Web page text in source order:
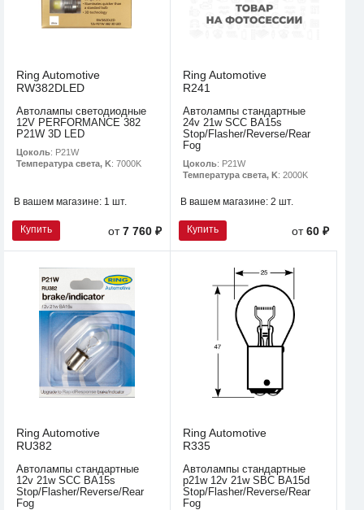
Ring Automotive
RW382DLED
Автолампы светодиодные
12V PERFORMANCE 382
P21W 3D LED
Цоколь: P21W
Температура света, K: 7000K
В вашем магазине: 1 шт.
Купить от7 760 ₽
Ring Automotive
R241
Автолампы стандартные
24v 21w SCC BA15s
Stop/Flasher/Reverse/Rear
Fog
Цоколь: P21W
Температура света, K: 2000K
В вашем магазине: 2 шт.
Купить от60 ₽
Ring Automotive
RU382
Автолампы стандартные
12v 21w SCC BA15s
Stop/Flasher/Reverse/Rear
Fog
Ring Automotive
R335
Автолампы стандартные
p21w 12v 21w SBC BA15d
Stop/Flasher/Reverse/Rear
Fog